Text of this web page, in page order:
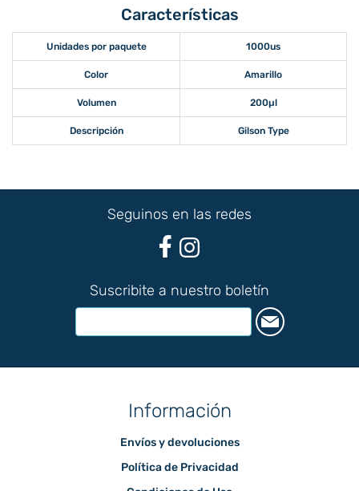
Características
Unidades por paquete 1000us
Color Amarillo
Volumen 200µl
Descripción Gilson Type
Seguinos en las redes
Suscribite a nuestro boletín
Información
Envíos y devoluciones
Política de Privacidad